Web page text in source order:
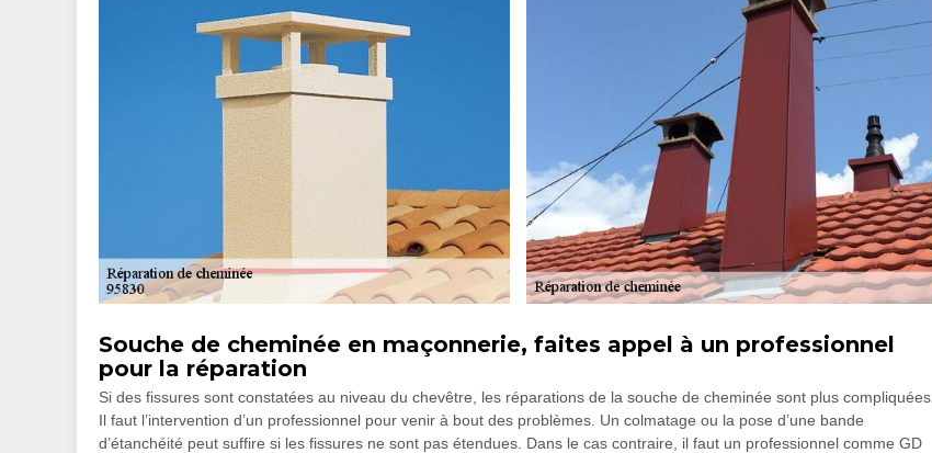
Souche de cheminée en maçonnerie, faites appel à un professionnel
pour la réparation
Si des fissures sont constatées au niveau du chevêtre, les réparations de la souche de cheminée sont plus compliquées.
Il faut l’intervention d’un professionnel pour venir à bout des problèmes. Un colmatage ou la pose d’une bande
d’étanchéité peut suffire si les fissures ne sont pas étendues. Dans le cas contraire, il faut un professionnel comme GD